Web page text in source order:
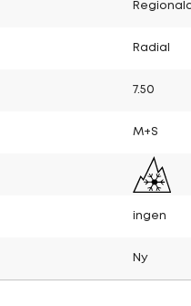
Radial
7.50
M+S
ingen
Ny